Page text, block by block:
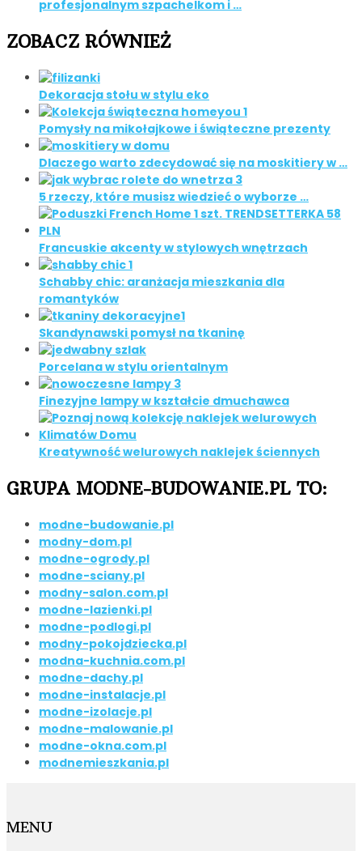
profesjonalnym szpachelkom i …
ZOBACZ RÓWNIEŻ
Dekoracja stołu w stylu eko
Pomysły na mikołajkowe i świąteczne prezenty
Dlaczego warto zdecydować się na moskitiery w …
5 rzeczy, które musisz wiedzieć o wyborze …
Francuskie akcenty w stylowych wnętrzach
Schabby chic: aranżacja mieszkania dla
romantyków
Skandynawski pomysł na tkaninę
Porcelana w stylu orientalnym
Finezyjne lampy w kształcie dmuchawca
Kreatywność welurowych naklejek ściennych
GRUPA MODNE-BUDOWANIE.PL TO:
modne-budowanie.pl
modny-dom.pl
modne-ogrody.pl
modne-sciany.pl
modny-salon.com.pl
modne-lazienki.pl
modne-podlogi.pl
modny-pokojdziecka.pl
modna-kuchnia.com.pl
modne-dachy.pl
modne-instalacje.pl
modne-izolacje.pl
modne-malowanie.pl
modne-okna.com.pl
modnemieszkania.pl
MENU